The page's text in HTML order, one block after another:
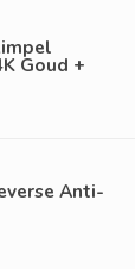
Goud +
Anti-